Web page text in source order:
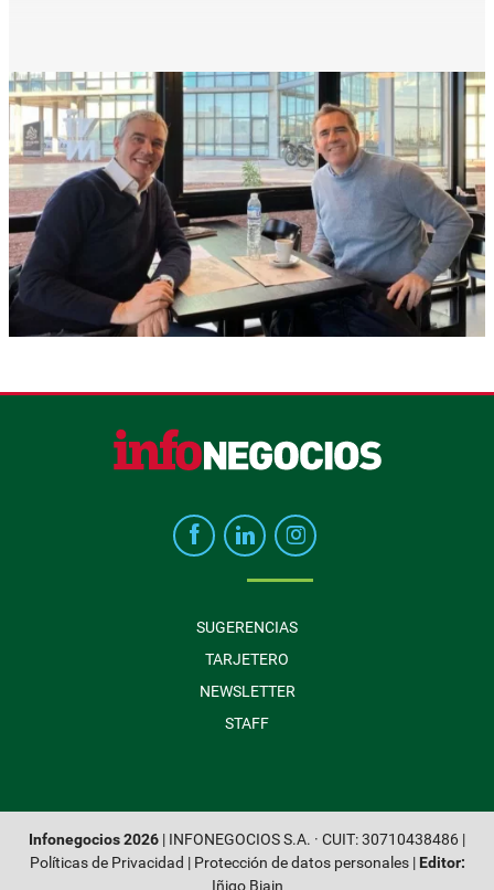
SUGERENCIAS
TARJETERO
NEWSLETTER
STAFF
Infonegocios 2026 | INFONEGOCIOS S.A. · CUIT: 30710438486 |
Políticas de Privacidad | Protección de datos personales| Editor: